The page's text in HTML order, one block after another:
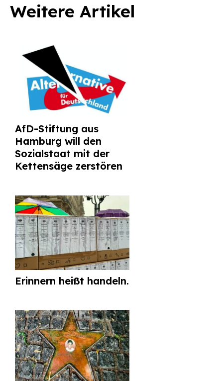
Weitere Artikel
AfD-Stiftung aus
Hamburg will den
Sozialstaat mit der
Kettensäge zerstören
Erinnern heißt handeln.